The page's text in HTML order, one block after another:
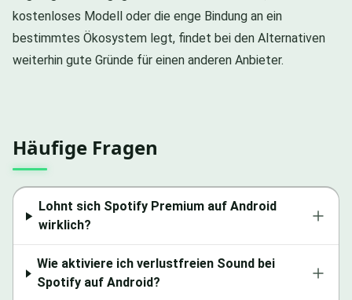
kostenloses Modell oder die enge Bindung an ein
bestimmtes Ökosystem legt, findet bei den Alternativen
weiterhin gute Gründe für einen anderen Anbieter.
Häufige Fragen
Lohnt sich Spotify Premium auf Android
wirklich?
Wie aktiviere ich verlustfreien Sound bei
Spotify auf Android?